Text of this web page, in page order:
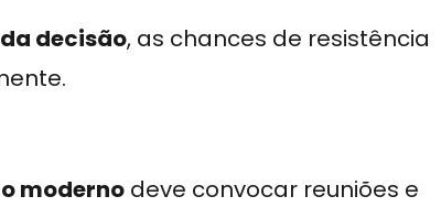
decisão, as chances de resistência
moderno deve convocar reuniões e